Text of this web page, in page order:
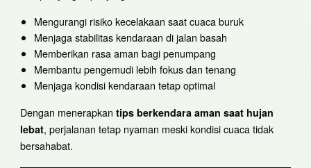
Mengurangi risiko kecelakaan saat cuaca buruk
Menjaga stabilitas kendaraan di jalan basah
Memberikan rasa aman bagi penumpang
Membantu pengemudi lebih fokus dan tenang
Menjaga kondisi kendaraan tetap optimal
Dengan menerapkantips berkendara aman saat hujan
lebat, perjalanan tetap nyaman meski kondisi cuaca tidak
bersahabat.